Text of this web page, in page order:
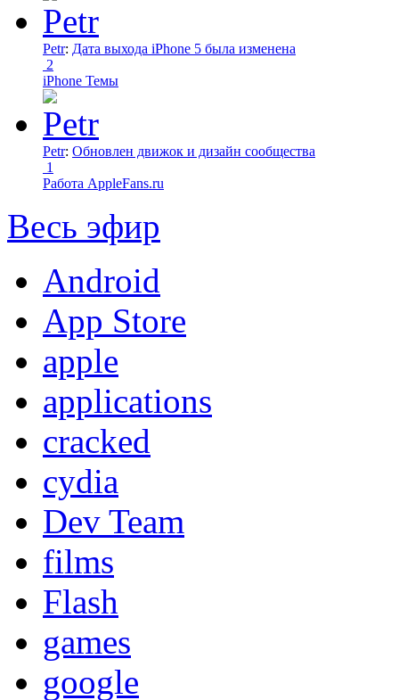
Petr: Дата выхода iPhone 5 была изменена
2
iPhone Темы
Petr: Обновлен движок и дизайн сообщества
1
Работа AppleFans.ru
Весь эфир
Android
App Store
apple
applications
cracked
cydia
Dev Team
films
Flash
games
google